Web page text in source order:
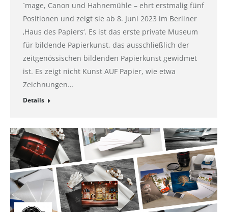
´mage, Canon und Hahnemühle – ehrt erstmalig fünf
Positionen und zeigt sie ab 8. Juni 2023 im Berliner
‚Haus des Papiers‘. Es ist das erste private Museum
für bildende Papierkunst, das ausschließlich der
zeitgenössischen bildenden Papierkunst gewidmet
ist. Es zeigt nicht Kunst AUF Papier, wie etwa
Zeichnungen…
Details